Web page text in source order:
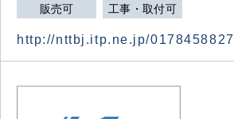
販売可 工事・取付可
http://nttbj.itp.ne.jp/